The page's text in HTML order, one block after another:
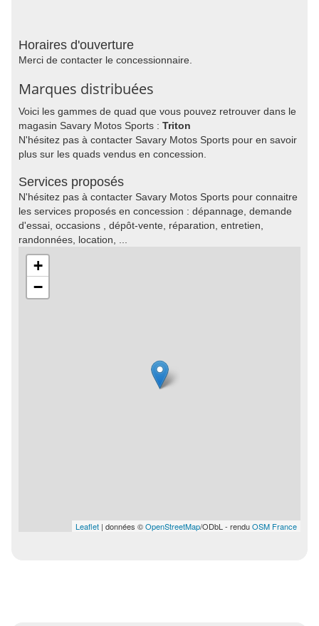
Horaires d'ouverture
Merci de contacter le concessionnaire.
Marques distribuées
Voici les gammes de quad que vous pouvez retrouver dans le
magasin Savary Motos Sports : Triton
N'hésitez pas à contacter Savary Motos Sports pour en savoir
plus sur les quads vendus en concession.
Services proposés
N'hésitez pas à contacter Savary Motos Sports pour connaitre
les services proposés en concession : dépannage, demande
d'essai, occasions , dépôt-vente, réparation, entretien,
randonnées, location, ...
+
−
Leaflet | données ©OpenStreetMap/ODbL - renduOSM France